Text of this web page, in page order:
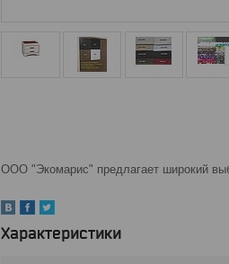
ООО "Экомарис" предлагает широкий
Характеристики